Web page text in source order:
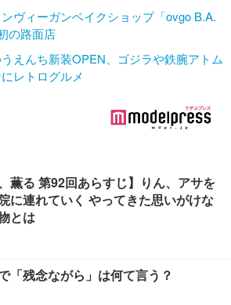
ンヴィーガンベイクショップ「ovgo B.A.
の路面店
うえんち新装OPEN、ゴジラや鉄腕アトム
レトログルメ
、薫る 第92回あらすじ】りん、アサを
に連れていく やってきた思いがけな
とは
「残念ながら」は何て言う？